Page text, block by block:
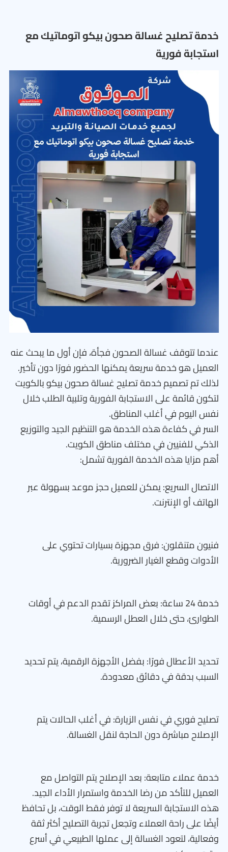
خدمة تصليح غسالة صحون بيكو اتوماتيك مع
استجابة فورية
عندما تتوقف غسالة الصحون فجأة، فإن أول ما يبحث عنه
العميل هو خدمة سريعة يمكنها الحضور فورًا دون تأخير.
لذلك تم تصميم خدمة تصليح غسالة صحون بيكو بالكويت
لتكون قائمة على الاستجابة الفورية وتلبية الطلب خلال
نفس اليوم في أغلب المناطق.
السر في كفاءة هذه الخدمة هو التنظيم الجيد والتوزيع
الذكي للفنيين في مختلف مناطق الكويت.
أهم مزايا هذه الخدمة الفورية تشمل:
الاتصال السريع: يمكن للعميل حجز موعد بسهولة عبر
الهاتف أو الإنترنت.
فنيون متنقلون: فرق مجهزة بسيارات تحتوي على
الأدوات وقطع الغيار الضرورية.
خدمة 24 ساعة: بعض المراكز تقدم الدعم في أوقات
الطوارئ، حتى خلال العطل الرسمية.
تحديد الأعطال فورًا: بفضل الأجهزة الرقمية، يتم تحديد
السبب بدقة في دقائق معدودة.
تصليح فوري في نفس الزيارة: في أغلب الحالات يتم
الإصلاح مباشرة دون الحاجة لنقل الغسالة.
خدمة عملاء متابعة: بعد الإصلاح يتم التواصل مع
العميل للتأكد من رضا الخدمة واستمرار الأداء الجيد.
هذه الاستجابة السريعة لا توفر فقط الوقت، بل تحافظ
أيضًا على راحة العملاء وتجعل تجربة التصليح أكثر ثقة
وفعالية، لتعود الغسالة إلى عملها الطبيعي في أسرع